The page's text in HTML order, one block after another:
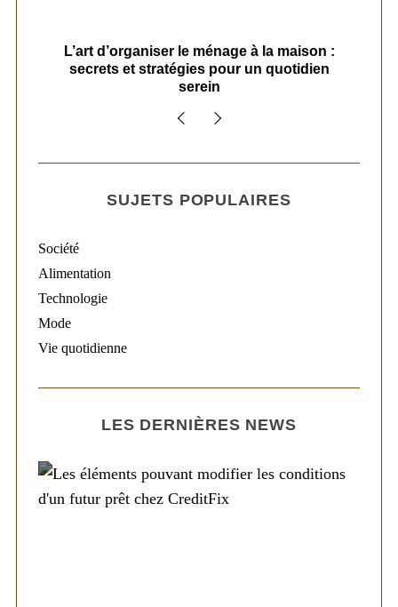
L’art d’organiser le ménage à la maison :
secrets et stratégies pour un quotidien
serein
SUJETS POPULAIRES
Société
Alimentation
Technologie
Mode
Vie quotidienne
LES DERNIÈRES NEWS